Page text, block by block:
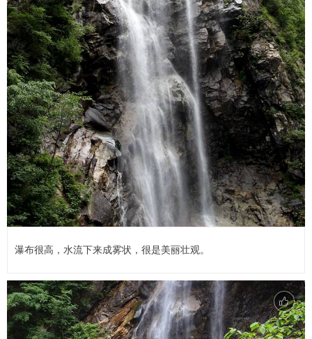
瀑布很高，水流下来成雾状，很是美丽壮观。